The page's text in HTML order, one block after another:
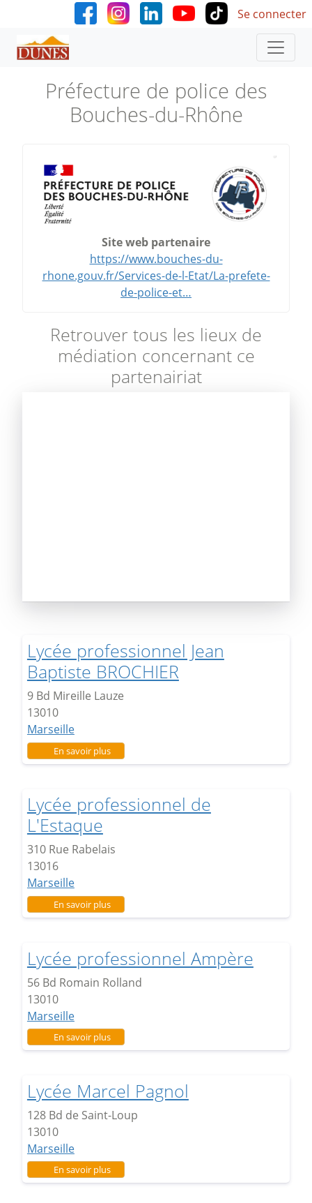
Aller au contenu principal User
Se connecter
Préfecture de police des
Bouches-du-Rhône
Site web partenaire
https://www.bouches-du-
rhone.gouv.fr/Services-de-l-Etat/La-prefete-
de-police-et…
Retrouver tous les lieux de
médiation concernant ce
partenairiat
Lycée professionnel Jean
Baptiste BROCHIER
9 Bd Mireille Lauze
13010
Marseille
En savoir plussur Lycée professionnel Jean Baptiste BROCHIER
Lycée professionnel de
L'Estaque
310 Rue Rabelais
13016
Marseille
En savoir plussur Lycée professionnel de L'Estaque
Lycée professionnel Ampère
56 Bd Romain Rolland
13010
Marseille
En savoir plussur Lycée professionnel Ampère
Lycée Marcel Pagnol
128 Bd de Saint-Loup
13010
Marseille
En savoir plussur Lycée Marcel Pagnol